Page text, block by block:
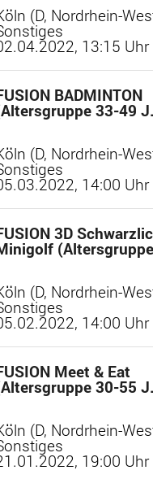
(D, Nordrhein-
13:15 Uhr
BADMINTON
33-49
(D, Nordrhein-
14:00 Uhr
3D
(D, Nordrhein-
14:00 Uhr
Meet & Eat
30-55
(D, Nordrhein-
19:00 Uhr